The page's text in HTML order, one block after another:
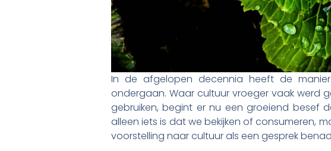
In de afgelopen decennia heeft de
ondergaan. Waar cultuur vroeger vaak werd
gebruiken, begint er nu een groeiend besef
alleen iets is dat we bekijken of consumeren,
voorstelling naar cultuur als een gesprek